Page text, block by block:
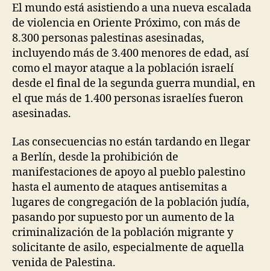
El mundo está asistiendo a una nueva escalada
de violencia en Oriente Próximo, con más de
8.300 personas palestinas asesinadas,
incluyendo más de 3.400 menores de edad, así
como el mayor ataque a la población israelí
desde el final de la segunda guerra mundial, en
el que más de 1.400 personas israelíes fueron
asesinadas.
Las consecuencias no están tardando en llegar
a Berlín, desde la prohibición de
manifestaciones de apoyo al pueblo palestino
hasta el aumento de ataques antisemitas a
lugares de congregación de la población judía,
pasando por supuesto por un aumento de la
criminalización de la población migrante y
solicitante de asilo, especialmente de aquella
venida de Palestina.